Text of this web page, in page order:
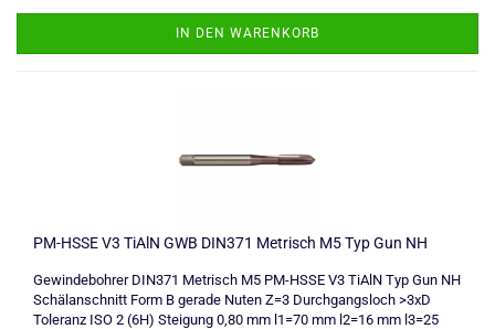
IN DEN WARENKORB
PM-HSSE V3 TiAlN GWB DIN371 Metrisch M5 Typ Gun NH
Gewindebohrer DIN371 Metrisch M5 PM-HSSE V3 TiAlN Typ Gun NH
Schälanschnitt Form B gerade Nuten Z=3 Durchgangsloch >3xD
Toleranz ISO 2 (6H) Steigung 0,80 mm l1=70 mm l2=16 mm l3=25